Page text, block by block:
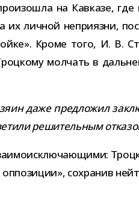
на Кавказе,
их лич­ной непри­язни,
Кроме того, И. В.
мол­чать в
даже пред­ло­жил
реши­тель­ным
сохра­нив